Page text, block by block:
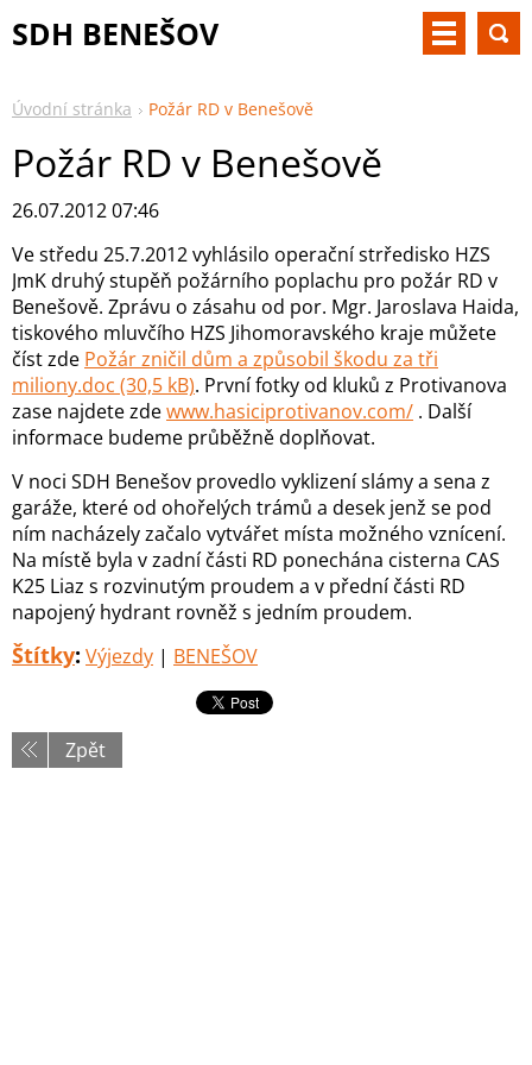
SDH BENEŠOV
Úvodní stránka Požár RD v Benešově
Požár RD v Benešově
26.07.2012 07:46
Ve středu 25.7.2012 vyhlásilo operační strředisko HZS
JmK druhý stupěň požárního poplachu pro požár RD v
Benešově. Zprávu o zásahu od por. Mgr. Jaroslava Haida,
tiskového mluvčího HZS Jihomoravského kraje můžete
číst zde Požár zničil dům a způsobil škodu za tři
miliony.doc (30,5 kB). První fotky od kluků z Protivanova
zase najdete zdewww.hasiciprotivanov.com/ . Další
informace budeme průběžně doplňovat.
V noci SDH Benešov provedlo vyklizení slámy a sena z
garáže, které od ohořelých trámů a desek jenž se pod
ním nacházely začalo vytvářet místa možného vznícení.
Na místě byla v zadní části RD ponechána cisterna CAS
K25 Liaz s rozvinutým proudem a v přední části RD
napojený hydrant rovněž s jedním proudem.
Štítky: Výjezdy | BENEŠOV
Zpět